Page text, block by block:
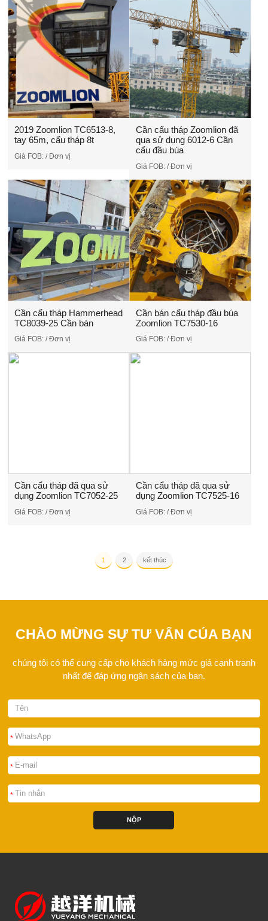
2019 Zoomlion TC6513-8,
tay 65m, cẩu tháp 8t
Giá FOB: / Đơn vị
Cần cẩu tháp Zoomlion đã
qua sử dụng 6012-6 Cần
cẩu đầu búa
Giá FOB: / Đơn vị
Cần cẩu tháp Hammerhead
TC8039-25 Cần bán
Giá FOB: / Đơn vị
Cần bán cẩu tháp đầu búa
Zoomlion TC7530-16
Giá FOB: / Đơn vị
Cần cẩu tháp đã qua sử
dụng Zoomlion TC7052-25
Giá FOB: / Đơn vị
Cần cẩu tháp đã qua sử
dụng Zoomlion TC7525-16
Giá FOB: / Đơn vị
1 2 kết thúc
CHÀO MỪNG SỰ TƯ VẤN CỦA BẠN
chúng tôi có thể cung cấp cho khách hàng mức giá cạnh tranh
nhất để đáp ứng ngân sách của bạn.
*
*
*
NỘP